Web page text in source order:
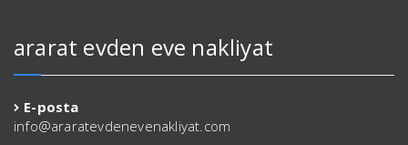
ararat evden eve nakliyat
E-posta
info@araratevdenevenakliyat.com